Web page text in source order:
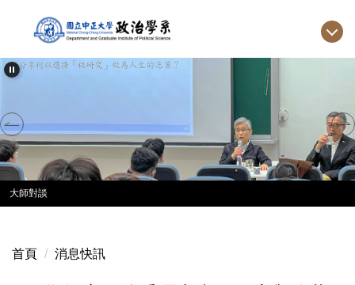
要
區
大師對談
首頁 消息快訊